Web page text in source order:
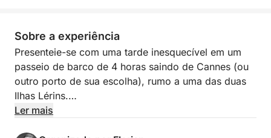
Sobre a experiência
Presenteie-se com uma tarde inesquecível em um
passeio de barco de 4 horas saindo de Cannes (ou
outro porto de sua escolha), rumo a uma das duas
Ilhas Lérins.
Ler mais